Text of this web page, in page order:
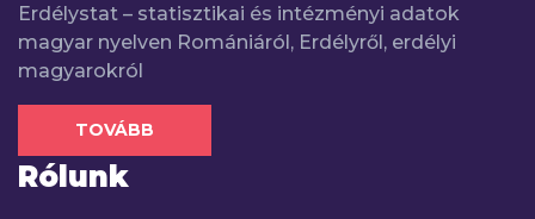
Erdélystat – statisztikai és intézményi adatok
magyar nyelven Romániáról, Erdélyről, erdélyi
magyarokról
TOVÁBB
Rólunk